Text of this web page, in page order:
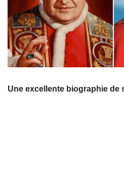
Une excellente biographie de